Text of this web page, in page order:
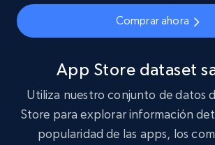
price, Currency, Sold, and more.
180+
Comprar ahora
App Store dataset
Utiliza nuestro conjunto de datos
Store para explorar información
popularidad de las apps, los